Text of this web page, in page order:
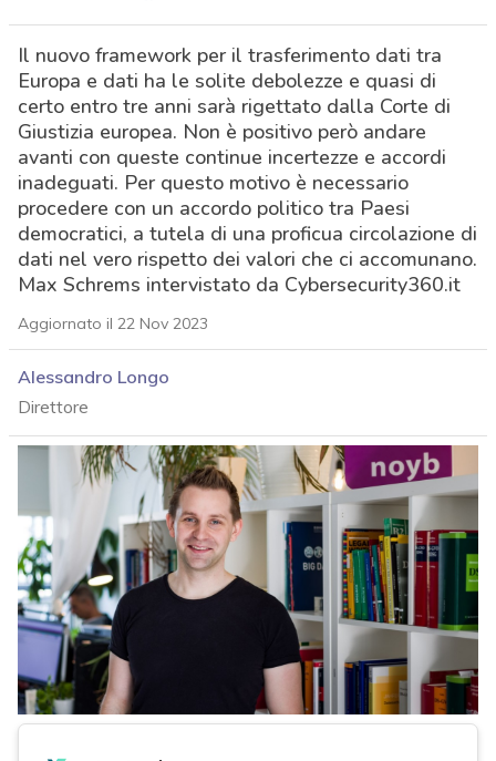
Il nuovo framework per il trasferimento dati tra
Europa e dati ha le solite debolezze e quasi di
certo entro tre anni sarà rigettato dalla Corte di
Giustizia europea. Non è positivo però andare
avanti con queste continue incertezze e accordi
inadeguati. Per questo motivo è necessario
procedere con un accordo politico tra Paesi
democratici, a tutela di una proficua circolazione di
dati nel vero rispetto dei valori che ci accomunano.
Max Schrems intervistato da Cybersecurity360.it
Aggiornato il 22 Nov 2023
Alessandro Longo
Direttore